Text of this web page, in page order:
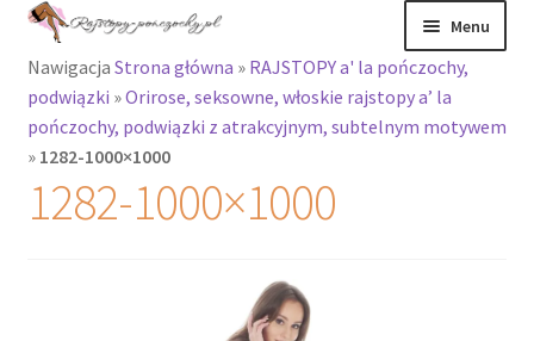
Przejdź
nawigacji
Przejdź
treści
Menu
Rajstopy
Rozwiń
menu
potomne
Rajstopy Orirose
Pończochy i
Nawigacja Strona główna » RAJSTOPY a' la pończochy,
podwiązki »Orirose, seksowne, włoskie rajstopy a’ la
pończochy, podwiązki z atrakcyjnym, subtelnym motywem
» 1282-1000×1000
1282-1000×1000